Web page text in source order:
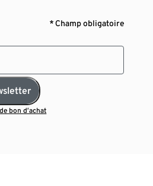
* Champ obligatoire
bon d’achat